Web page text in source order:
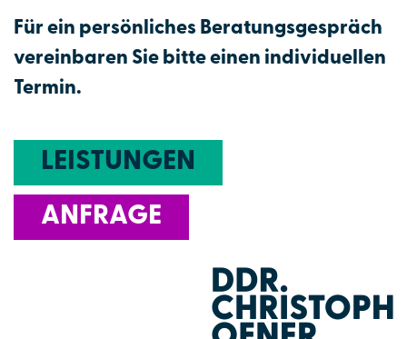
Für ein persönliches Beratungsgespräch
vereinbaren Sie bitte einen individuellen
Termin.
LEISTUNGEN
ANFRAGE